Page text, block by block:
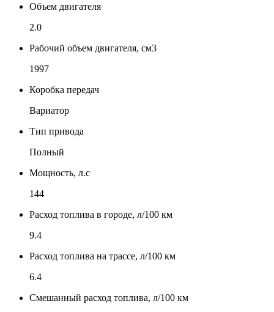
Объем двигателя
2.0
Рабочий объем двигателя, см3
1997
Коробка передач
Вариатор
Тип привода
Полный
Мощность, л.с
144
Расход топлива в городе, л/100 км
9.4
Расход топлива на трассе, л/100 км
6.4
Смешанный расход топлива, л/100 км